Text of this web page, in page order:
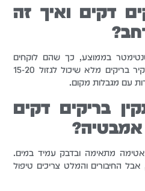
דקים ואיך זה
דקים בעובי של 1-3 סנטימטר בממוצע, כך שהם לוקחים
מינימום מקום מהחדר. לעומת קיר בריקים מלא שיכול לגזול 15-20
עם מגבלות מקום.
בריקים דקים
אמבטיה?
מתאימה ובדבק עמיד במים.
החיבורים והמלט צריכים טיפול